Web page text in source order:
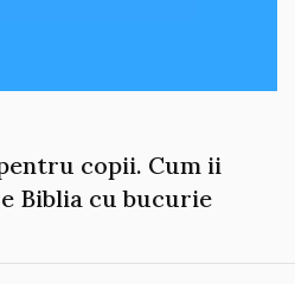
copii. Cum ii
Biblia cu bucurie